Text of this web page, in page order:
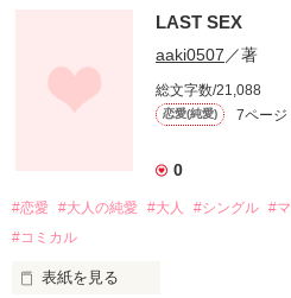
作品を読
LAST SEX
aaki0507 ／著
総文字数/21,088
恋愛(純愛) 7ページ
0
#恋愛 #大人の純愛 #大人 #シングル #
#コミカル
表紙を見る